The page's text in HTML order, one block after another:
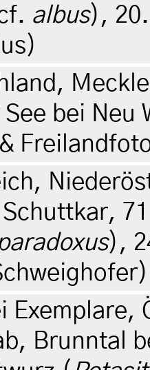
albus),
See bei Neu
),
Exemplare,
Brunntal